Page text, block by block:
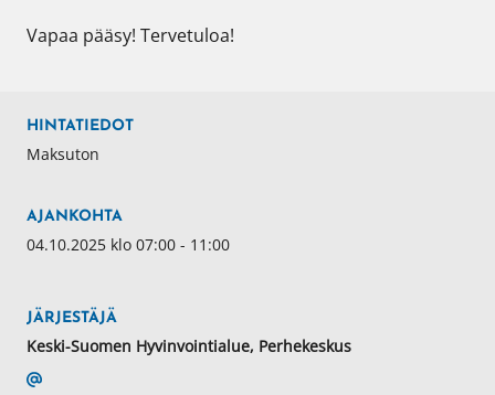
Vapaa pääsy! Tervetuloa!
HINTATIEDOT
Maksuton
AJANKOHTA
04.10.2025 klo 07:00 - 11:00
JÄRJESTÄJÄ
Keski-Suomen Hyvinvointialue, Perhekeskus